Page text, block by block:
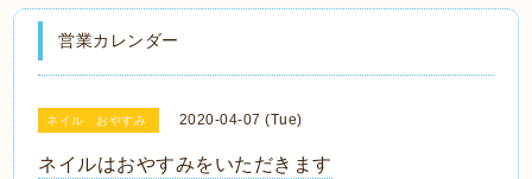
営業カレンダー
ネイル おやすみ 2020-04-07 (Tue)
ネイルはおやすみをいただきます